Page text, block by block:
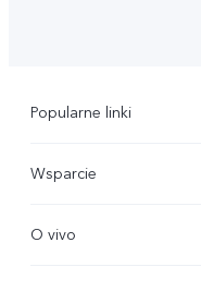
Popularne linki
X300 FE
Wsparcie
O vivo